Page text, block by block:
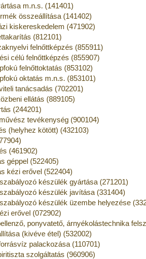
m.n.s. (141401)
összeállítása (141402)
kiskereskedelem (471902)
(812101)
felnőttképzés (855911)
célú felnőttképzés (855907)
felnőttoktatás (853102)
oktatás m.n.s. (853101)
tanácsadás (702201)
ellátás (889105)
(244201)
tevékenység (900104)
(helyhez kötött) (432103)
(461902)
géppel (522405)
kézi erővel (522404)
készülék gyártása (271201)
készülék javítása (331404)
készülék üzembe helyezése
erővel (072902)
ponyvatető, árnyékolástechnika
(kivéve étel) (532002)
palackozása (110701)
szolgáltatás (960906)